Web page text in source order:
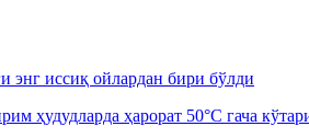
энг иссиқ ойлардан бири бўлди
ҳудудларда ҳарорат 50°C гача